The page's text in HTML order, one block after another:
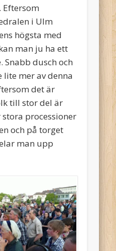
Eftersom
i Ulm
högsta med
man ju ha ett
Snabb dusch och
lite mer av denna
det är
till stor del är
processioner
och på torget
man upp